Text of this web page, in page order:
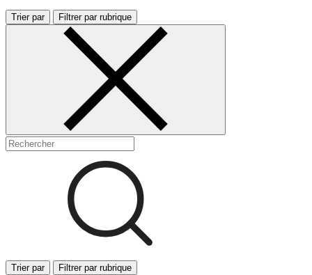
Trier par Filtrer par rubrique
Trier par Filtrer par rubrique